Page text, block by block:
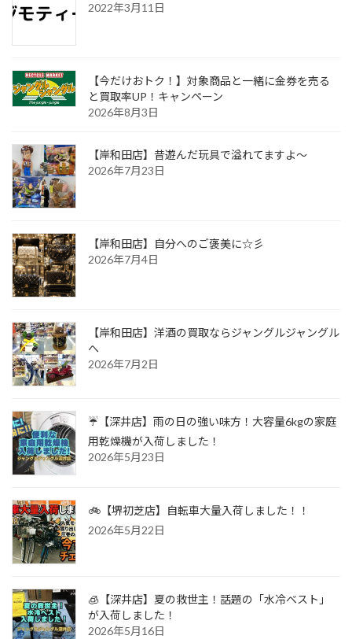
2022年3月11日
【今だけおトク！】対象商品と一緒に金券を売る
と買取率UP！キャンペーン
2026年8月3日
【岸和田店】昔遊んだ玩具で溢れてますよ～
2026年7月23日
【岸和田店】自分へのご褒美に☆彡
2026年7月4日
【岸和田店】洋酒の買取ならジャングルジャングル
へ
2026年7月2日
☔【深井店】雨の日の強い味方！大容量6kgの家庭
用乾燥機が入荷しました！
2026年5月23日
🚲【堺初芝店】自転車大量入荷しました！！
2026年5月22日
🧊【深井店】夏の救世主！話題の「水冷ベスト」
が入荷しました！
2026年5月16日